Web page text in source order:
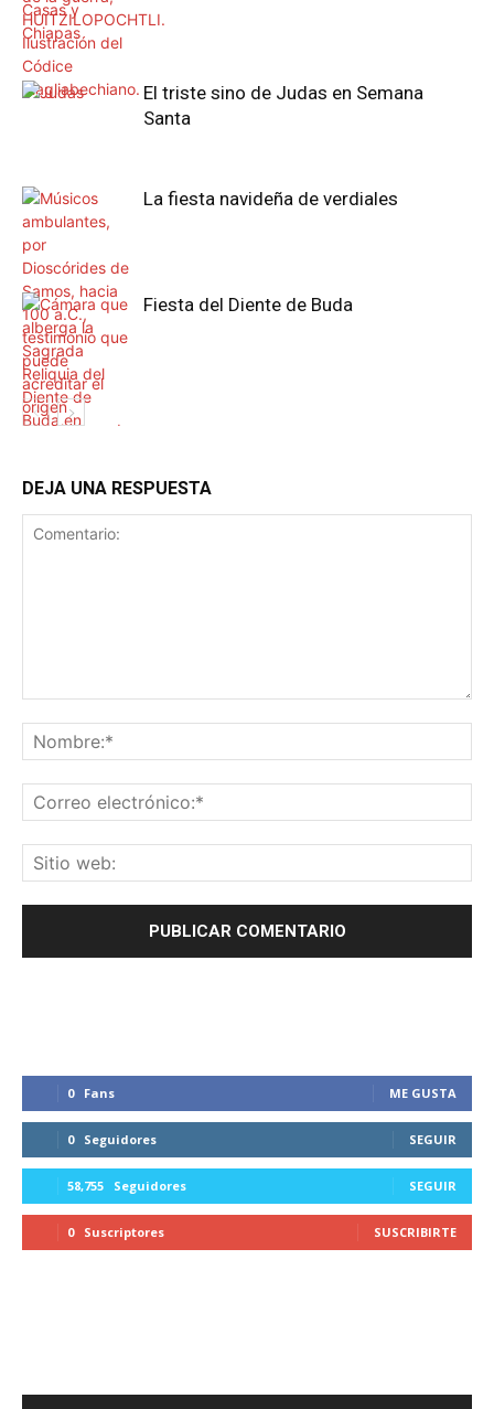
El triste sino de Judas en Semana
Santa
La fiesta navideña de verdiales
Fiesta del Diente de Buda
DEJA UNA RESPUESTA
0 Fans ME GUSTA
0 Seguidores SEGUIR
58,755 Seguidores SEGUIR
0 Suscriptores SUSCRIBIRTE